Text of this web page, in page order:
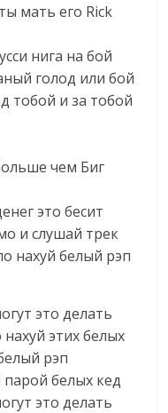
мать его Rick
нига на бой
голод или бой
тобой и за тобой
чем Биг
это бесит
и слушай трек
нахуй белый рэп
это делать
этих белых
рэп
белых кед
это делать